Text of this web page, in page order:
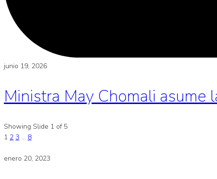
junio 19, 2026
Ministra May Chomali asume
Showing Slide 1 of 5
1 2 3 … 8
enero 20, 2023